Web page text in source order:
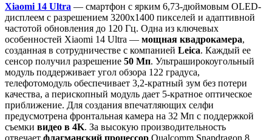
Xiaomi 14 Ultra — смартфон с ярким 6,73-дюймовым OLED-
дисплеем с разрешением 3200х1400 пикселей и адаптивной
частотой обновления до 120 Гц. Одна из ключевых
особенностей Xiaomi 14 Ultra — мощная квадрокамера,
созданная в сотрудничестве с компанией Leica. Каждый ее
сенсор получил разрешение 50 Мп. Ультраширокоугольный
модуль поддерживает угол обзора 122 градуса,
телефотомодуль обеспечивает 3,2-кратный зум без потери
качества, а перископный модуль дает 5-кратное оптическое
приближение. Для создания впечатляющих селфи
предусмотрена фронтальная камера на 32 Мп с поддержкой
съемки видео в 4K. За высокую производительность
отвечает флагманский процессор Qualcomm Snapdragon 8